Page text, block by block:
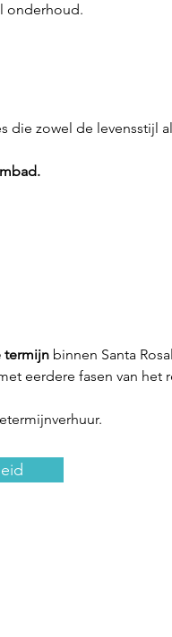
onderhoud.
die zowel de levensstijl
termijn binnen Santa
eerdere fasen van het